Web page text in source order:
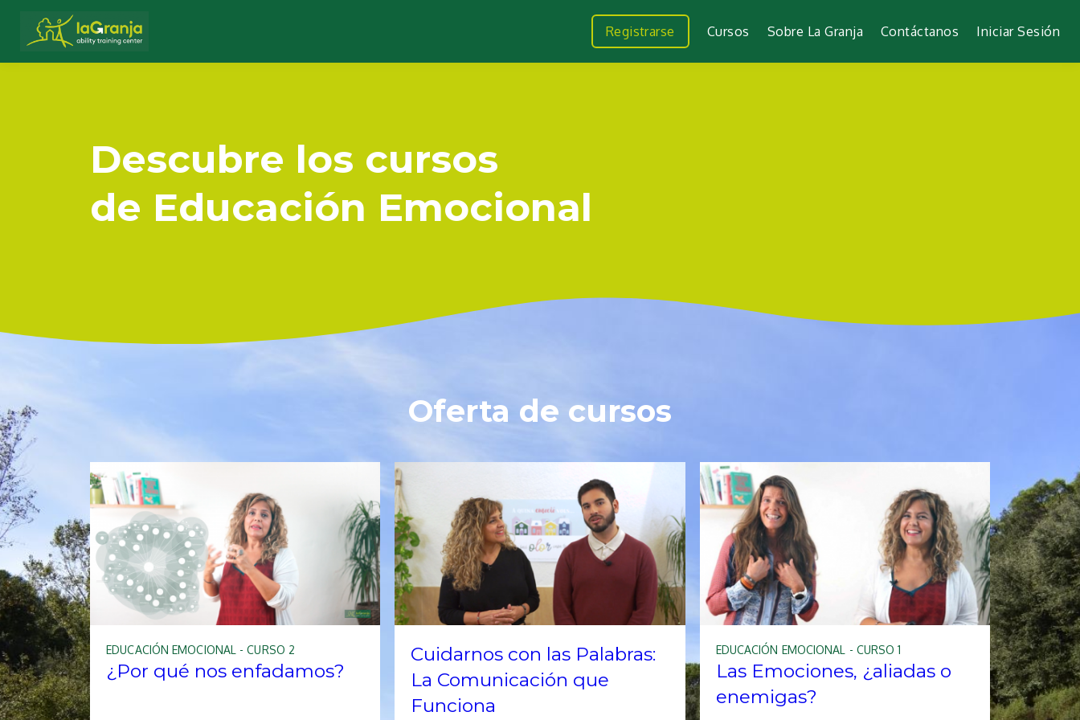
Registrarse Cursos Sobre La Granja Contáctanos Iniciar Sesión
Descubre los cursos
de Educación Emocional
Oferta de cursos
EDUCACIÓN EMOCIONAL - CURSO 2
¿Por qué nos enfadamos?
Cuidarnos con las Palabras:
La Comunicación que
Funciona
EDUCACIÓN EMOCIONAL - CURSO 1
Las Emociones, ¿aliadas o
enemigas?